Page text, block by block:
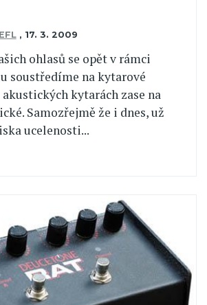
, 17. 3. 2009
ohlasů se opět v rámci
soustředíme na kytarové
kytarách zase na
Samozřejmě že i dnes, už
ucelenosti...